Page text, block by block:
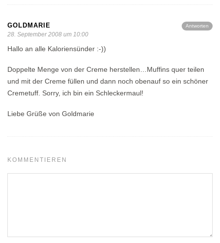
Antworten
GOLDMARIE
28. September 2008 um 10:00
Hallo an alle Kaloriensünder :-))
Doppelte Menge von der Creme herstellen…Muffins quer teilen
und mit der Creme füllen und dann noch obenauf so ein schöner
Cremetuff. Sorry, ich bin ein Schleckermaul!
Liebe Grüße von Goldmarie
KOMMENTIEREN